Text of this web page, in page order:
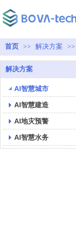
首页 >> 解决方案 >>
解决方案
AI智慧城市
AI智慧建造
AI地灾预警
AI智慧水务